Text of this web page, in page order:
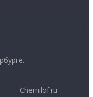
Chernilof.ru